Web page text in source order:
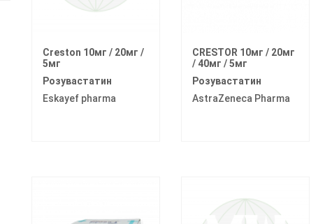
Creston 10мг / 20мг /
5мг
Розувастатин
Eskayef pharma
CRESTOR 10мг / 20мг
/ 40мг / 5мг
Розувастатин
AstraZeneca Pharma